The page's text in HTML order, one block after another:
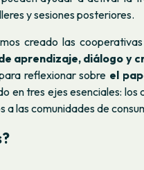
y sesiones posteriores.
creado las
aprendizaje, diálogo y
reflexionar sobre el
en tres ejes esenciales:
a las comunidades de